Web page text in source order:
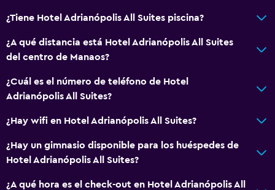
¿Tiene Hotel Adrianópolis All Suites piscina?
¿A qué distancia está Hotel Adrianópolis All Suites
del centro de Manaos?
¿Cuál es el número de teléfono de Hotel
Adrianópolis All Suites?
¿Hay wifi en Hotel Adrianópolis All Suites?
¿Hay un gimnasio disponible para los huéspedes de
Hotel Adrianópolis All Suites?
¿A qué hora es el check-out en Hotel Adrianópolis All